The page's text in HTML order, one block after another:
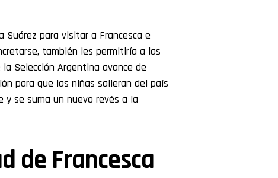
para visitar a Francesca e
también les permitiría a las
Selección Argentina avance de
para que las niñas salieran del país
se suma un nuevo revés a la
de Francesca